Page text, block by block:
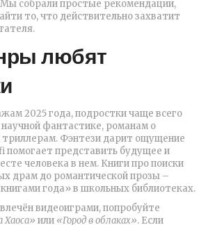
собрали простые рекомендации,
то, что действительно захватит
любят
2025 года, подростки чаще всего
фантастике, романам о
триллерам. Фэнтези дарит ощущение
помогает представить будущее и
человека в нем. Книги про поиски
драм до романтической прозы –
года» в школьных библиотеках.
видеоиграми, попробуйте
Хаоса» или «Город в облаках». Если